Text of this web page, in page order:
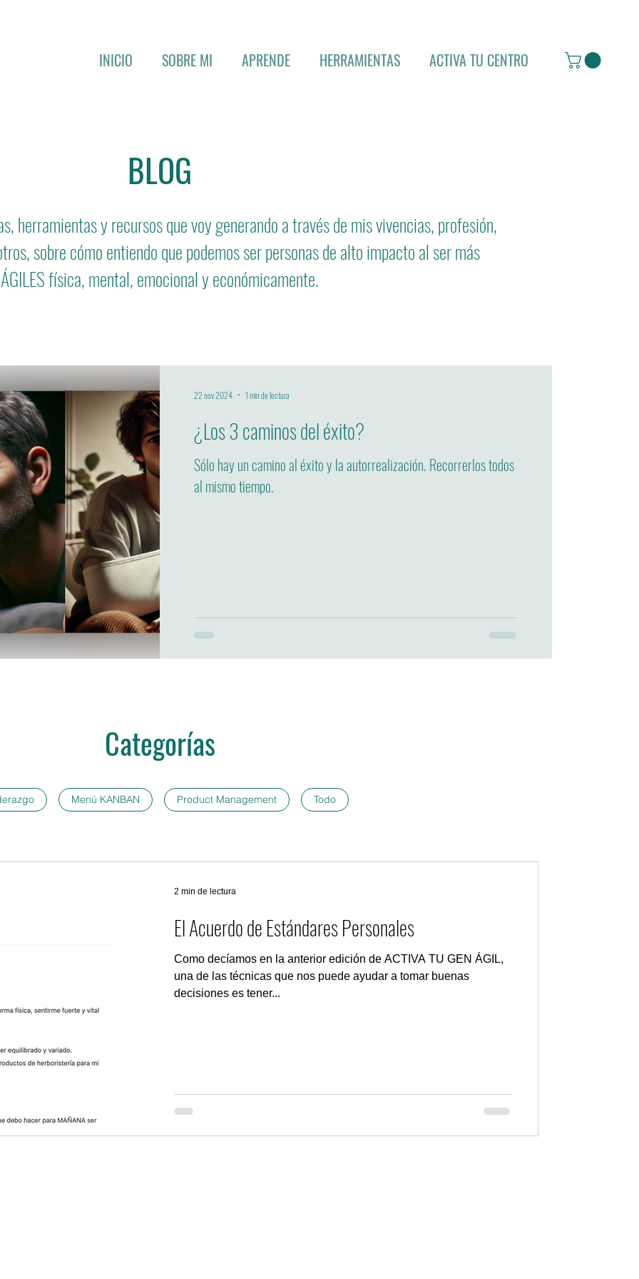
INICIO SOBRE MI APRENDE HERRAMIENTAS ACTIVA TU CENTRO
BLOG
herramientas y recursos que voy generando a través de mis vivencias, profesión,
sobre cómo entiendo que podemos ser personas de alto impacto al ser más
ÁGILES física, mental, emocional y económicamente.
¿Los 3 caminos del éxito?
Sólo hay un camino al éxito y la autorrealización. Recorrerlos todos
al mismo tiempo.
22 nov 2024 1 min de lectura
Categorías
Menú KANBAN Product Management Todo
El Acuerdo de Estándares Personales
Como decíamos en la anterior edición de ACTIVA TU GEN ÁGIL,
una de las técnicas que nos puede ayudar a tomar buenas
decisiones es tener...
2 min de lectura